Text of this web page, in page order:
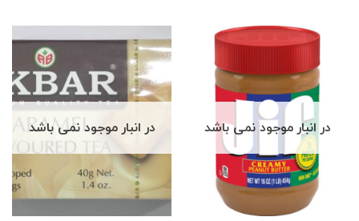
در انبار موجود نمی باشد در انبار موجود نمی باشد